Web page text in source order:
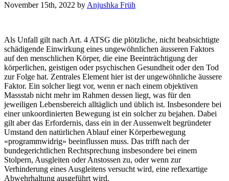
November 15th, 2022 by Anjushka Früh
Als Unfall gilt nach Art. 4 ATSG die plötzliche, nicht beabsichtigte
schädigende Einwirkung eines ungewöhnlichen äusseren Faktors
auf den menschlichen Körper, die eine Beeinträchtigung der
körperlichen, geistigen oder psychischen Gesundheit oder den Tod
zur Folge hat. Zentrales Element hier ist der ungewöhnliche äussere
Faktor. Ein solcher liegt vor, wenn er nach einem objektiven
Massstab nicht mehr im Rahmen dessen liegt, was für den
jeweiligen Lebensbereich alltäglich und üblich ist. Insbesondere bei
einer unkoordinierten Bewegung ist ein solcher zu bejahen. Dabei
gilt aber das Erfordernis, dass ein in der Aussenwelt begründeter
Umstand den natürlichen Ablauf einer Körperbewegung
«programmwidrig» beeinflussen muss. Das trifft nach der
bundegerichtlichen Rechtsprechung insbesondere bei einem
Stolpern, Ausgleiten oder Anstossen zu, oder wenn zur
Verhinderung eines Ausgleitens versucht wird, eine reflexartige
Abwehrhaltung ausgeführt wird.